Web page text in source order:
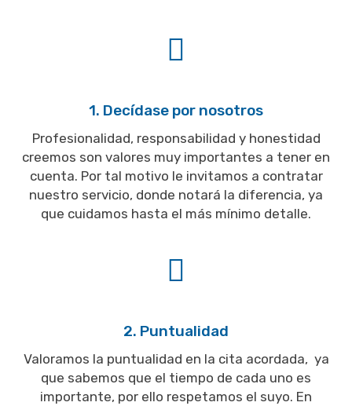
1. Decídase por nosotros
Profesionalidad, responsabilidad y honestidad
creemos son valores muy importantes a tener en
cuenta. Por tal motivo le invitamos a contratar
nuestro servicio, donde notará la diferencia, ya
que cuidamos hasta el más mínimo detalle.
2. Puntualidad
Valoramos la puntualidad en la cita acordada, ya
que sabemos que el tiempo de cada uno es
importante, por ello respetamos el suyo. En